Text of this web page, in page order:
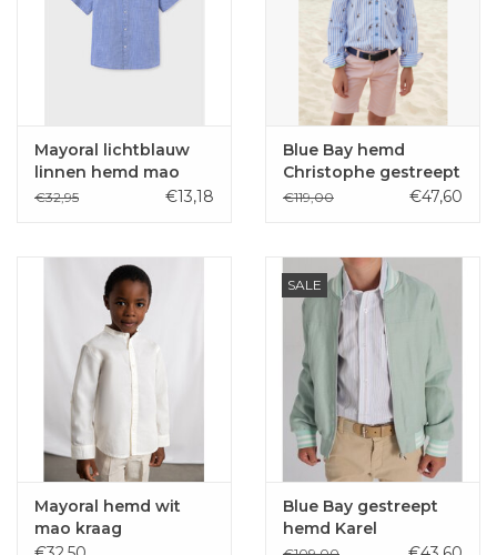
Mayoral lichtblauw
linnen hemd mao
€32,95 €13,18
Blue Bay hemd
Christophe gestreept
kaketoe
€119,00 €47,60
Mayoral hemd wit
mao kraag
SALE
Blue Bay gestreept
hemd Karel